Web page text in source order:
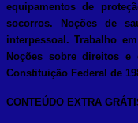
equipamentos de
socorros. Noções de
interpessoal. Trabalho
Noções sobre direitos e
Constituição Federal de
CONTEÚDO EXTRA